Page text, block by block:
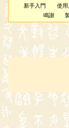
新手入門 使用
鳴謝